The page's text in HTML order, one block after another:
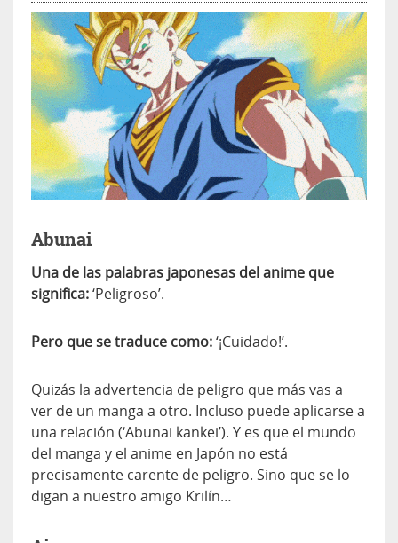
Abunai
Una de las palabras japonesas del anime que
significa:‘Peligroso’.
Pero que se traduce como:‘¡Cuidado!’.
Quizás la advertencia de peligro que más vas a
ver de un manga a otro. Incluso puede aplicarse a
una relación (‘Abunai kankei’). Y es que el mundo
del manga y el anime en Japón no está
precisamente carente de peligro. Sino que se lo
digan a nuestro amigo Krilín…